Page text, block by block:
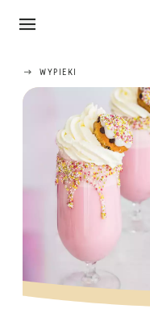
WYPIEKI